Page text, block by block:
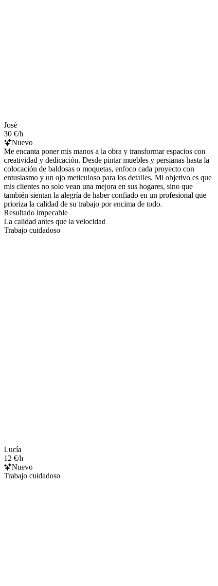
José
30 €/h
Nuevo
Me encanta poner mis manos a la obra y transformar espacios con
creatividad y dedicación. Desde pintar muebles y persianas hasta la
colocación de baldosas o moquetas, enfoco cada proyecto con
entusiasmo y un ojo meticuloso para los detalles. Mi objetivo es que
mis clientes no solo vean una mejora en sus hogares, sino que
también sientan la alegría de haber confiado en un profesional que
prioriza la calidad de su trabajo por encima de todo.
Resultado impecable
La calidad antes que la velocidad
Trabajo cuidadoso
Lucía
12 €/h
Nuevo
Trabajo cuidadoso